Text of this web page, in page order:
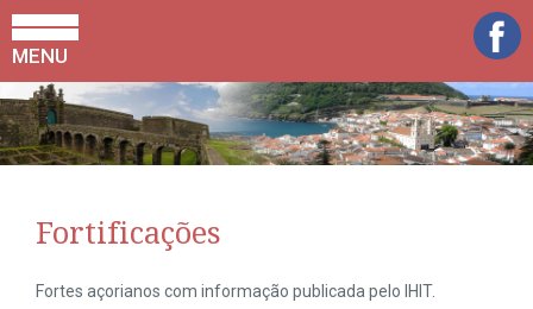
MENU
Fortificações
Fortes açorianos com informação publicada pelo IHIT.